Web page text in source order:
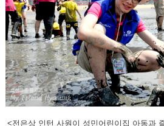
<전은상 인턴 사원이 성민어린이집 아동과